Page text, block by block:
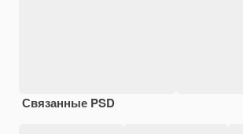
Связанные PSD